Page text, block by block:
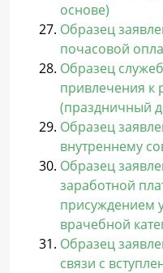
основе)
Образец
почасовой
Образец
привлечения к
(праздничный
Образец
внутреннему
Образец
заработной
присуждением
врачебной
Образец
связи с